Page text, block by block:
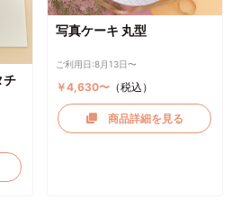
チ
写真ケーキ 丸型
ご利用日:8月13日〜
￥4,630〜 （税込）
商品詳細を見る